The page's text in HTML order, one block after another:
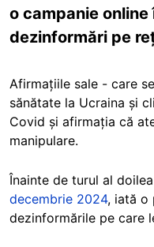
o campanie
dezinformări pe
Afirmațiile sale - care
sănătate la Ucraina și
Covid și afirmația că
manipulare.
Înainte de turul al
decembrie 2024, iată o
dezinformările pe care